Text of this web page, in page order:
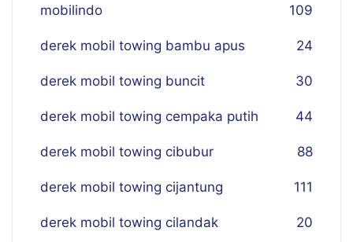
mobilindo 109
derek mobil towing bambu apus 24
derek mobil towing buncit 30
derek mobil towing cempaka putih 44
derek mobil towing cibubur 88
derek mobil towing cijantung 111
derek mobil towing cilandak 20